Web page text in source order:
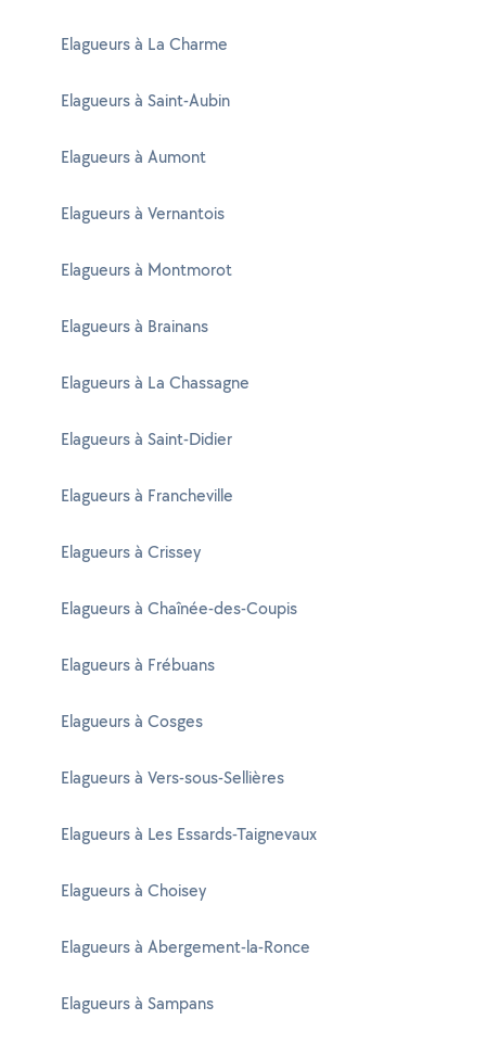
Elagueurs à La Charme
Elagueurs à Saint-Aubin
Elagueurs à Aumont
Elagueurs à Vernantois
Elagueurs à Montmorot
Elagueurs à Brainans
Elagueurs à La Chassagne
Elagueurs à Saint-Didier
Elagueurs à Francheville
Elagueurs à Crissey
Elagueurs à Chaînée-des-Coupis
Elagueurs à Frébuans
Elagueurs à Cosges
Elagueurs à Vers-sous-Sellières
Elagueurs à Les Essards-Taignevaux
Elagueurs à Choisey
Elagueurs à Abergement-la-Ronce
Elagueurs à Sampans